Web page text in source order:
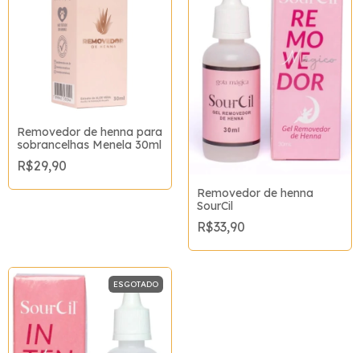
Removedor de henna para
sobrancelhas Menela 30ml
R$29,90
Removedor de henna
SourCil
R$33,90
ESGOTADO